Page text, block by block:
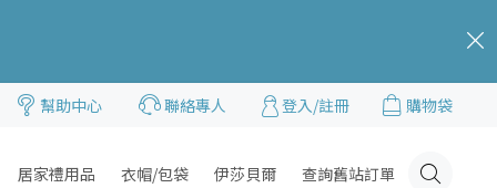
購物袋
登入/註冊
幫助中心 聯絡專人
居家禮用品 衣帽/包袋 伊莎貝爾
查詢舊站訂單